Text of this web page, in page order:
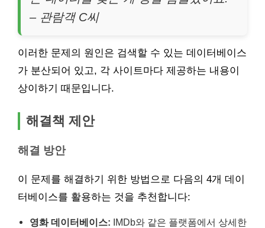
– 관람객 C씨
이러한 문제의 원인은 검색할 수 있는 데이터베이스
가 분산되어 있고, 각 사이트마다 제공하는 내용이
상이하기 때문입니다.
해결책 제안
해결 방안
이 문제를 해결하기 위한 방법으로 다음의 4개 데이
터베이스를 활용하는 것을 추천합니다:
영화 데이터베이스: IMDb와 같은 플랫폼에서 상세한